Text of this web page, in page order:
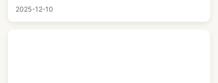
2025-12-10